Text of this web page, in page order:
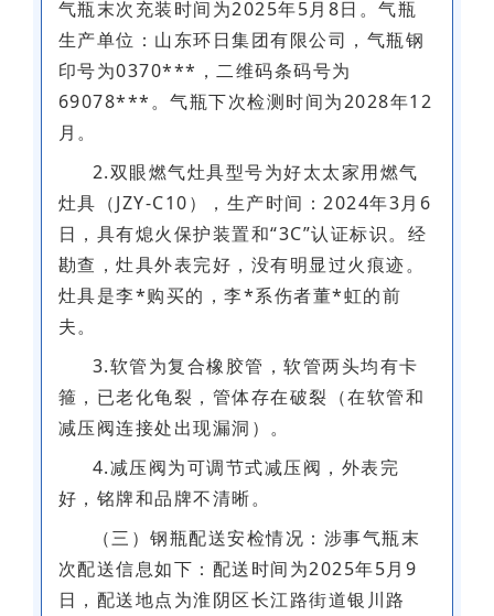
气瓶末次充装时间为2025年5月8日。气瓶
生产单位：山东环日集团有限公司，气瓶钢
印号为0370***，二维码条码号为
69078***。气瓶下次检测时间为2028年12
月。
2.双眼燃气灶具型号为好太太家用燃气
灶具（JZY-C10），生产时间：2024年3月6
日，具有熄火保护装置和“3C”认证标识。经
勘查，灶具外表完好，没有明显过火痕迹。
灶具是李*购买的，李*系伤者董*虹的前
夫。
3.软管为复合橡胶管，软管两头均有卡
箍，已老化龟裂，管体存在破裂（在软管和
减压阀连接处出现漏洞）。
4.减压阀为可调节式减压阀，外表完
好，铭牌和品牌不清晰。
（三）钢瓶配送安检情况：涉事气瓶末
次配送信息如下：配送时间为2025年5月9
日，配送地点为淮阴区长江路街道银川路